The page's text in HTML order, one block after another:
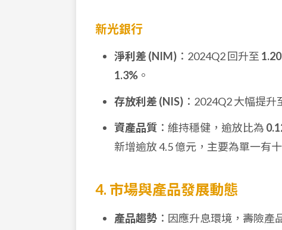
新光銀行
淨利差 (NIM) ：2024Q2 回升至
1.3% 。
存放利差 (NIS) ：2024Q2 大幅提升
資產品質 ：維持穩健，逾放比為
新增逾放 4.5 億元，主要為單一有
4. 市場與產品發展動態
產品趨勢 ：因應升息環境，壽險產